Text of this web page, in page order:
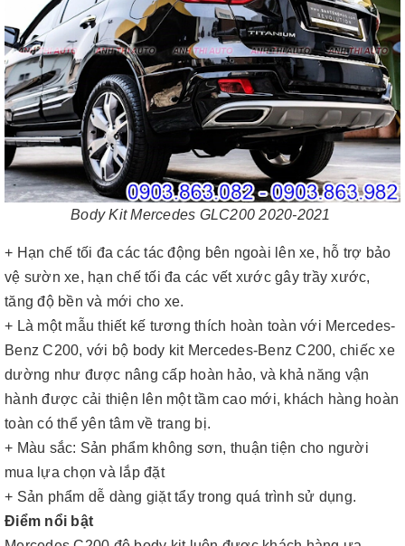
Body Kit Mercedes GLC200 2020-2021
+ Hạn chế tối đa các tác động bên ngoài lên xe, hỗ trợ bảo
vệ sườn xe, hạn chế tối đa các vết xước gây trầy xước,
tăng độ bền và mới cho xe.
+ Là một mẫu thiết kế tương thích hoàn toàn với Mercedes-
Benz C200, với bộ body kit Mercedes-Benz C200, chiếc xe
dường như được nâng cấp hoàn hảo, và khả năng vận
hành được cải thiện lên một tầm cao mới, khách hàng hoàn
toàn có thể yên tâm về trang bị.
+ Màu sắc: Sản phẩm không sơn, thuận tiện cho người
mua lựa chọn và lắp đặt
+ Sản phẩm dễ dàng giặt tẩy trong quá trình sử dụng.
Điểm nổi bật